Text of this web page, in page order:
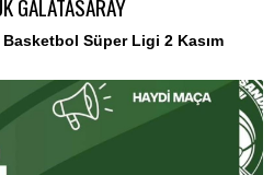
GALATASARAY
Süper Ligi 2 Kasım